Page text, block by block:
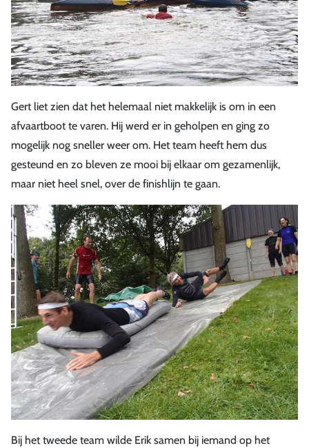
Gert liet zien dat het helemaal niet makkelijk is om in een
afvaartboot te varen. Hij werd er in geholpen en ging zo
mogelijk nog sneller weer om. Het team heeft hem dus
gesteund en zo bleven ze mooi bij elkaar om gezamenlijk,
maar niet heel snel, over de finishlijn te gaan.
Bij het tweede team wilde Erik samen bij iemand op het